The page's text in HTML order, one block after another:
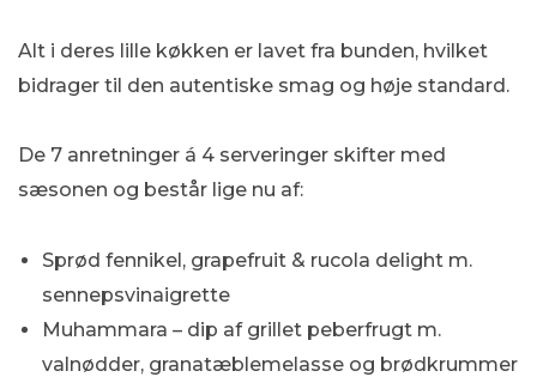
Alt i deres lille køkken er lavet fra bunden, hvilket
bidrager til den autentiske smag og høje standard.
De 7 anretninger á 4 serveringer skifter med
sæsonen og består lige nu af:
Sprød fennikel, grapefruit & rucola delight m.
sennepsvinaigrette
Muhammara – dip af grillet peberfrugt m.
valnødder, granatæblemelasse og brødkrummer